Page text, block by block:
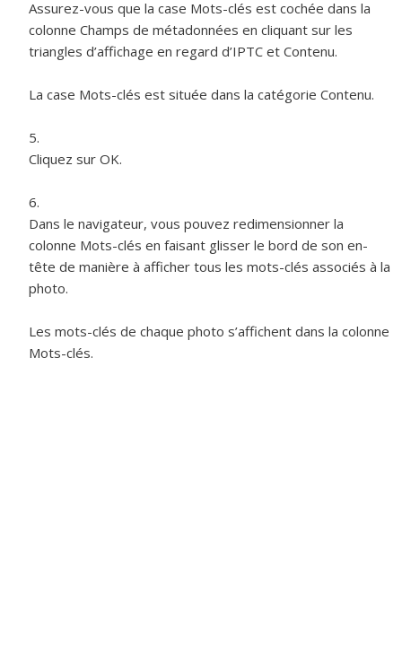
Assurez-vous que la case Mots-clés est cochée dans la
colonne Champs de métadonnées en cliquant sur les
triangles d’affichage en regard d’IPTC et Contenu.
La case Mots-clés est située dans la catégorie Contenu.
Cliquez sur OK.
Dans le navigateur, vous pouvez redimensionner la
colonne Mots-clés en faisant glisser le bord de son en-
tête de manière à afficher tous les mots-clés associés à la
photo.
Les mots-clés de chaque photo s’affichent dans la colonne
Mots-clés.